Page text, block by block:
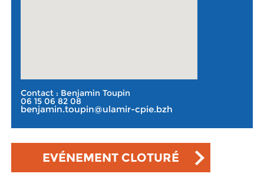
Contact : Benjamin Toupin
06 15 06 82 08
benjamin.toupin@ulamir-cpie.bzh
EVÉNEMENT CLOTURÉ